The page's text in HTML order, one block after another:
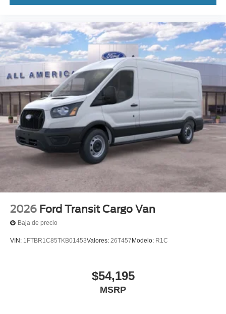
2026 Ford Transit Cargo Van
Baja de precio
VIN: 1FTBR1C85TKB01453Valores: 26T457 Modelo: R1C
$54,195
MSRP